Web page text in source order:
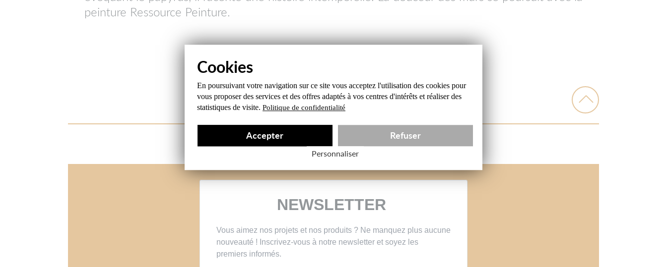
peinture Ressource Peinture.
NEWSLETTER
Vous aimez nos projets et nos produits ? Ne manquez plus aucune
nouveauté ! Inscrivez-vous à notre newsletter et soyez les
premiers informés.
En poursuivant votre navigation sur ce site vous acceptez l'utilisation des cookies pour
vous proposer des services et des offres adaptés à vos centres d'intérêts et réaliserdes
statistiques de visite. Politique de confidentialité
Accepter Refuser
Personnaliser